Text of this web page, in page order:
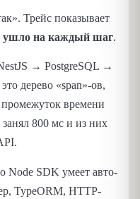
Трейс показывает
ушло на каждый шаг.
→ PostgreSQL →
дерево «span»-ов,
времени
800 мс и из них
Node SDK умеет авто-
TypeORM, HTTP-